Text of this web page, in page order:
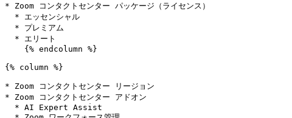
* Zoom コンタクトセンター パッケージ（ライセンス）
{% column %}
* Zoom コンタクトセンター リージョン
* Zoom コンタクトセンター アドオン